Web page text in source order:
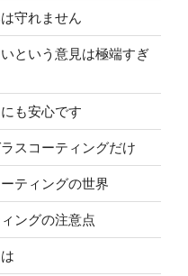
守れません
という意見は極端すぎ
も安心です
スコーティングだけ
ティングの世界
ングの注意点